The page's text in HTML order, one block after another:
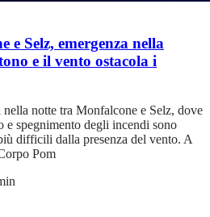
e Selz, emergenza nella
e il vento ostacola i
nella notte tra Monfalcone e Selz, dove
spegnimento degli incendi sono
difficili dalla presenza del vento. A
Pom